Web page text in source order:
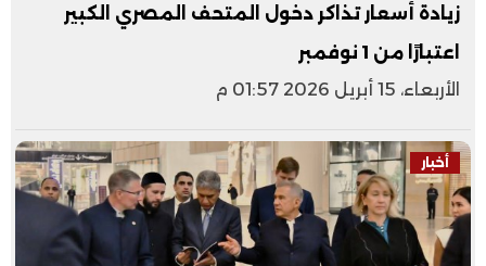
زيادة أسعار تذاكر دخول المتحف المصري الكبير
اعتبارًا من 1 نوفمبر
الأربعاء، 15 أبريل 2026 01:57 م
أخبار